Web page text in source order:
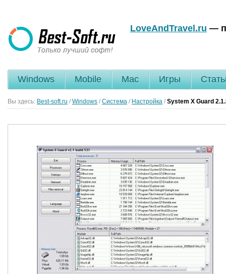
LoveAndTravel.ru —
Windows Mobile Mac Игры
Вы здесь: Best-soft.ru / Windows / Система / Настройка / System X Guard